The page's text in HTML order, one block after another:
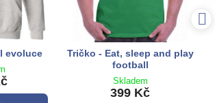
evoluce
Tričko - Eat, sleep and play
football
Skladem
399 Kč